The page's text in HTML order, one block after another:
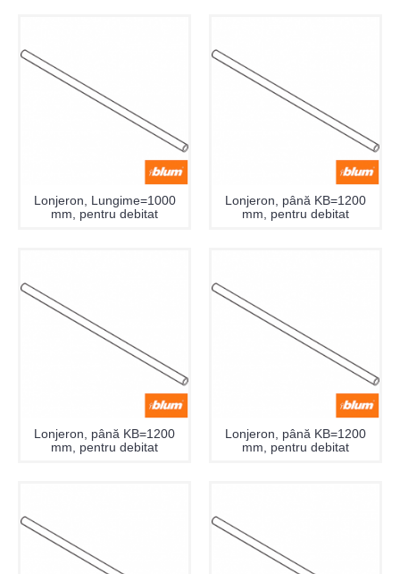
Lonjeron, Lungime=1000
mm, pentru debitat
Lonjeron, până KB=1200
mm, pentru debitat
Lonjeron, până KB=1200
mm, pentru debitat
Lonjeron, până KB=1200
mm, pentru debitat